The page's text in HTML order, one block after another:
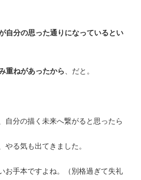
自分の思った通りになっているとい
重ねがあったから 、だと。
自分の描く未来へ繋がると思ったら
やる気も出てきました。
お手本ですよね。（別格過ぎて失礼